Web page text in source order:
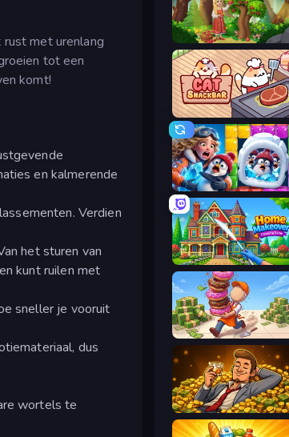
met urenlang
tot een
komt!
en kalmerende
Verdien
het sturen van
kunt ruilen met
sneller je vooruit
dus
wortels te
Northern Merge
Cat Snack Bar
Captain Blast
Home Makeover Cleaning Game
Donut Place
Idle Billionaire Tycoon